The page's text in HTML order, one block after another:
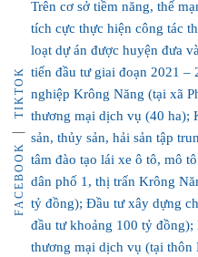
FACEBOOK
TIKTOK
Trên cơ sở tiềm năng, thế
tích cực thực hiện công tác
loạt dự án được huyện đưa
tiến đầu tư giai đoạn 2021 –
nghiệp Krông Năng (tại xã
thương mại dịch vụ (40 ha);
sản, thủy sản, hải sản tập
tâm đào tạo lái xe ô tô, mô
dân phố 1, thị trấn Krông
tỷ đồng); Đầu tư xây dựng
đầu tư khoảng 100 tỷ
thương mại dịch vụ (tại thôn